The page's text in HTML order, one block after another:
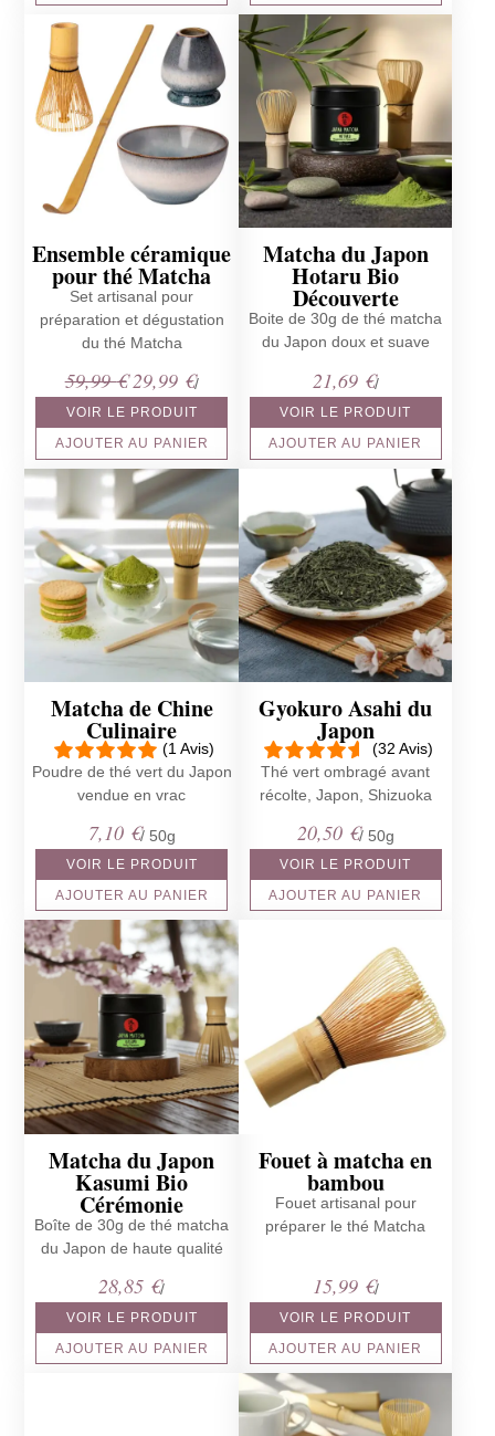
Ensemble céramique
pour thé Matcha
Set artisanal pour
préparation et dégustation
du thé Matcha
59,99€ Le
prix
initial
était :
59,99 €.
29,99 €Le
prix
actuel
est :
29,99 €.
/
VOIR LE PRODUIT
AJOUTER AU PANIER
Matcha du Japon
Hotaru Bio
Découverte
Boite de 30g de thé matcha
du Japon doux et suave
21,69 €/
VOIR LE PRODUIT
AJOUTER AU PANIER
Matcha de Chine
Culinaire
(1 Avis)
Poudre de thé vert du Japon
vendue en vrac
7,10 €/ 50g
VOIR LE PRODUIT
AJOUTER AU PANIER
Gyokuro Asahi du
Japon
(32 Avis)
Thé vert ombragé avant
récolte, Japon, Shizuoka
20,50 €/ 50g
VOIR LE PRODUIT
AJOUTER AU PANIER
Matcha du Japon
Kasumi Bio
Cérémonie
Boîte de 30g de thé matcha
du Japon de haute qualité
28,85 €/
VOIR LE PRODUIT
AJOUTER AU PANIER
Fouet à matcha en
bambou
Fouet artisanal pour
préparer le thé Matcha
15,99 €/
VOIR LE PRODUIT
AJOUTER AU PANIER